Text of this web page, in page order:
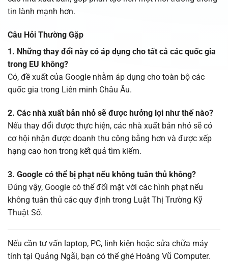
tin lành mạnh hơn.
Câu Hỏi Thường Gặp
1. Những thay đổi này có áp dụng cho tất cả các quốc gia
trong EU không?
Có, đề xuất của Google nhằm áp dụng cho toàn bộ các
quốc gia trong Liên minh Châu Âu.
2. Các nhà xuất bản nhỏ sẽ được hưởng lợi như thế nào?
Nếu thay đổi được thực hiện, các nhà xuất bản nhỏ sẽ có
cơ hội nhận được doanh thu công bằng hơn và được xếp
hạng cao hơn trong kết quả tìm kiếm.
3. Google có thể bị phạt nếu không tuân thủ không?
Đúng vậy, Google có thể đối mặt với các hình phạt nếu
không tuân thủ các quy định trong Luật Thị Trường Kỹ
Thuật Số.
Nếu cần tư vấn laptop, PC, linh kiện hoặc sửa chữa máy
tính tại Quảng Ngãi, bạn có thể ghé Hoàng Vũ Computer.